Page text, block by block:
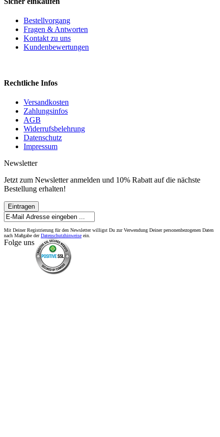
Bestellvorgang
Fragen & Antworten
Kontakt zu uns
Kundenbewertungen
Rechtliche Infos
Versandkosten
Zahlungsinfos
AGB
Widerrufsbelehrung
Datenschutz
Impressum
Newsletter
Jetzt zum Newsletter anmelden und 10% Rabatt auf die nächste
Bestellung erhalten!
Eintragen
Mit Deiner Registrierung für den Newsletter willigst Du zur Verwendung Deiner personenbezogenen Daten
nach Maßgabe derDatenschutzhinweise ein.
Folge uns